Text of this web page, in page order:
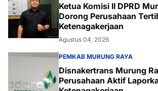
Ketua Komisi II DPRD
Dorong Perusahaan
Ketenagakerjaan
Agustus 04, 2026
PEMKAB MURUNG RAYA
Disnakertrans Murung
Perusahaan Aktif